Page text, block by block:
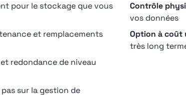
pour le stockage que vous
et remplacements
redondance de niveau
sur la gestion de
Contrôle
vos données
Option à coût
très long